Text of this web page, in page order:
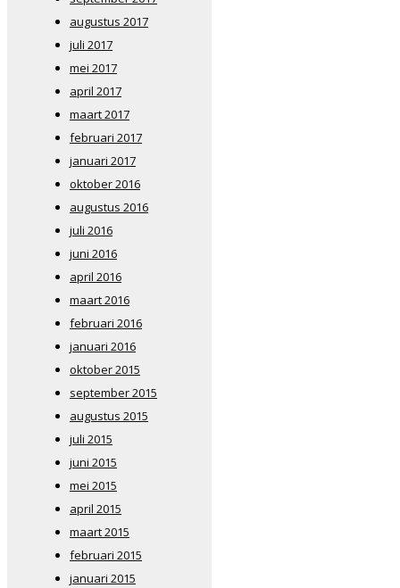
augustus 2017
juli 2017
mei 2017
april 2017
maart 2017
februari 2017
januari 2017
oktober 2016
augustus 2016
juli 2016
juni 2016
april 2016
maart 2016
februari 2016
januari 2016
oktober 2015
september 2015
augustus 2015
juli 2015
juni 2015
mei 2015
april 2015
maart 2015
februari 2015
januari 2015